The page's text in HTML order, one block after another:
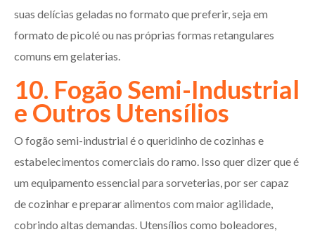
suas delícias geladas no formato que preferir, seja em
formato de picolé ou nas próprias formas retangulares
comuns em gelaterias.
10. Fogão Semi-Industrial
e Outros Utensílios
O fogão semi-industrial é o queridinho de cozinhas e
estabelecimentos comerciais do ramo. Isso quer dizer que é
um equipamento essencial para sorveterias, por ser capaz
de cozinhar e preparar alimentos com maior agilidade,
cobrindo altas demandas. Utensílios como boleadores,